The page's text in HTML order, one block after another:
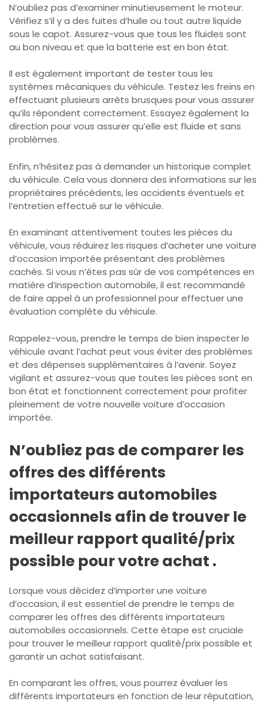
N’oubliez pas d’examiner minutieusement le moteur.
Vérifiez s’il y a des fuites d’huile ou tout autre liquide
sous le capot. Assurez-vous que tous les fluides sont
au bon niveau et que la batterie est en bon état.
Il est également important de tester tous les
systèmes mécaniques du véhicule. Testez les freins en
effectuant plusieurs arrêts brusques pour vous assurer
qu’ils répondent correctement. Essayez également la
direction pour vous assurer qu’elle est fluide et sans
problèmes.
Enfin, n’hésitez pas à demander un historique complet
du véhicule. Cela vous donnera des informations sur les
propriétaires précédents, les accidents éventuels et
l’entretien effectué sur le véhicule.
En examinant attentivement toutes les pièces du
véhicule, vous réduirez les risques d’acheter une voiture
d’occasion importée présentant des problèmes
cachés. Si vous n’êtes pas sûr de vos compétences en
matière d’inspection automobile, il est recommandé
de faire appel à un professionnel pour effectuer une
évaluation complète du véhicule.
Rappelez-vous, prendre le temps de bien inspecter le
véhicule avant l’achat peut vous éviter des problèmes
et des dépenses supplémentaires à l’avenir. Soyez
vigilant et assurez-vous que toutes les pièces sont en
bon état et fonctionnent correctement pour profiter
pleinement de votre nouvelle voiture d’occasion
importée.
N’oubliez pas de comparer les
offres des différents
importateurs automobiles
occasionnels afin de trouver le
meilleur rapport qualité/prix
possible pour votre achat .
Lorsque vous décidez d’importer une voiture
d’occasion, il est essentiel de prendre le temps de
comparer les offres des différents importateurs
automobiles occasionnels. Cette étape est cruciale
pour trouver le meilleur rapport qualité/prix possible et
garantir un achat satisfaisant.
En comparant les offres, vous pourrez évaluer les
différents importateurs en fonction de leur réputation,